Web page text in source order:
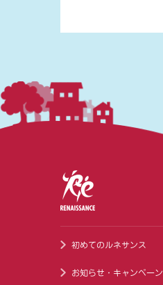
初めてのルネサンス
お知らせ・キャンペーン